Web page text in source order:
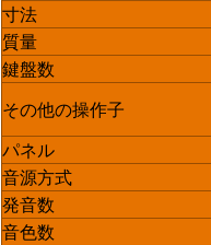
寸法
質量
鍵盤数
その他の操作子
パネル
音源方式
発音数
音色数